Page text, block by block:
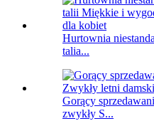
Hurtownia
talia...
Gorący
zwykły S...